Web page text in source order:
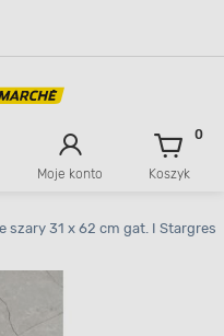
Moje konto Koszyk
0
szary 31 x 62 cm gat. I Stargres